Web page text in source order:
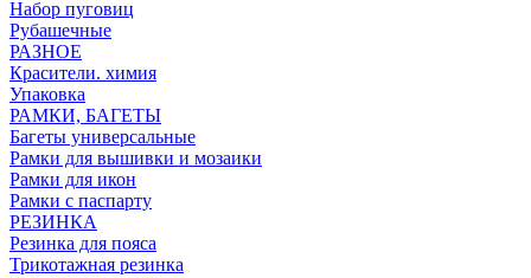
Набор пуговиц
Рубашечные
РАЗНОЕ
Красители. химия
Упаковка
РАМКИ, БАГЕТЫ
Багеты универсальные
Рамки для вышивки и мозаики
Рамки для икон
Рамки с паспарту
РЕЗИНКА
Резинка для пояса
Трикотажная резинка